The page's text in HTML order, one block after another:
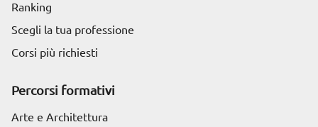
Ranking
Scegli la tua professione
Corsi più richiesti
Percorsi formativi
Arte e Architettura